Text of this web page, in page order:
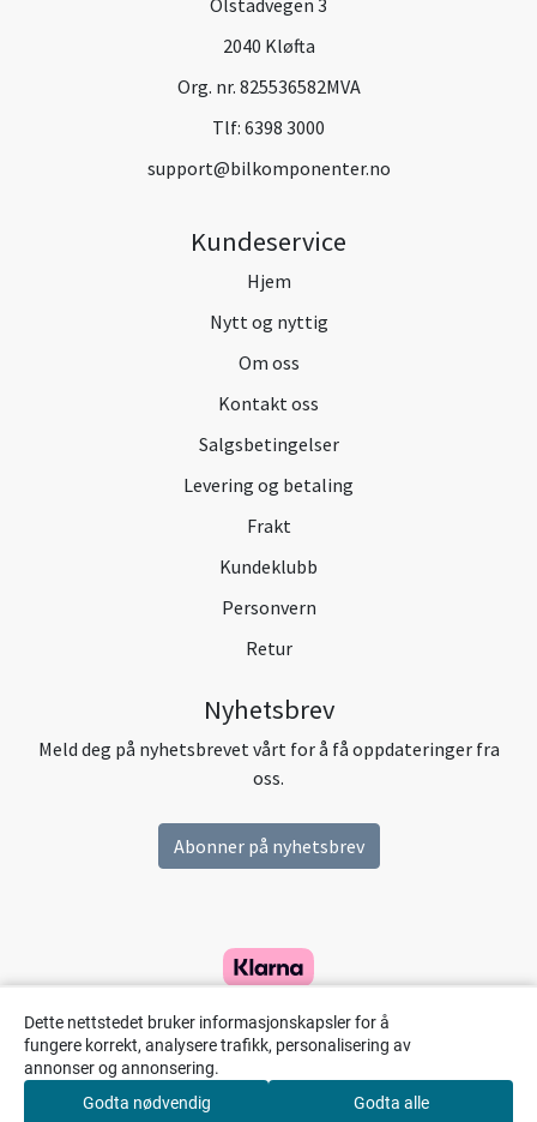
Dette nettstedet bruker informasjonskapsler for å
fungere korrekt, analysere trafikk, personalisering av
annonser og annonsering.
Godta nødvendig
Godta alle
Olstadvegen 3
2040 Kløfta
Org. nr. 825536582MVA
Tlf: 6398 3000
support@bilkomponenter.no
Kundeservice
Hjem
Nytt og nyttig
Om oss
Kontakt oss
Salgsbetingelser
Levering og betaling
Frakt
Kundeklubb
Personvern
Retur
Nyhetsbrev
Meld deg på nyhetsbrevet vårt for å få oppdateringer fra
oss.
Abonner på nyhetsbrev